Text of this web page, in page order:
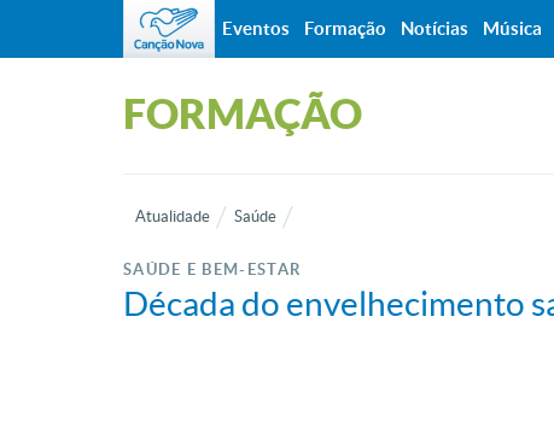
FORMAÇÃO
Atualidade Saúde
SAÚDE E BEM-ESTAR
Década do envelhecimento
Eventos Formação Notícias Música